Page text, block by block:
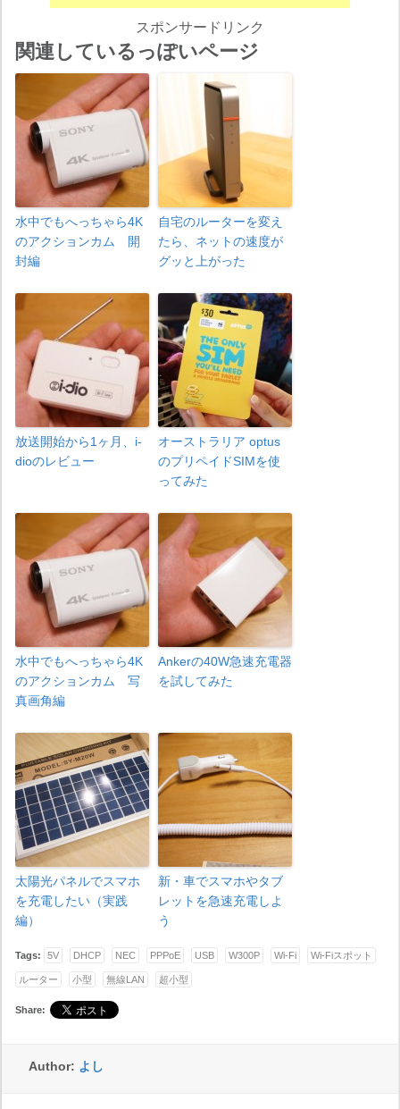
スポンサードリンク
関連しているっぽいページ
水中でもへっちゃら4K
のアクションカム 開
封編
自宅のルーターを変え
たら、ネットの速度が
グッと上がった
放送開始から1ヶ月、i-
dioのレビュー
オーストラリア optus
のプリペイドSIMを使
ってみた
水中でもへっちゃら4K
のアクションカム 写
真画角編
Ankerの40W急速充電器
を試してみた
太陽光パネルでスマホ
を充電したい（実践
編）
新・車でスマホやタブ
レットを急速充電しよ
う
Tags: 5V DHCP NEC PPPoE USB W300P Wi-Fi Wi-Fiスポット
ルーター 小型 無線LAN 超小型
Share:
Author: よし